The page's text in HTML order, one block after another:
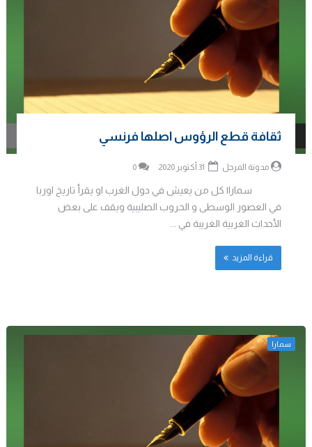
ثقافة قطع الرؤوس اصلها فرنسي
مدونة المرجل 0
سمارا| كل من يعيش في دول الغرب او يقرأ تاريخ اوربا
في العصور الوسطى و الحروب الصليبية ويقف على بعض
الأحداث الغربية الغريبة في ...
قراءة المزيد
سمارا